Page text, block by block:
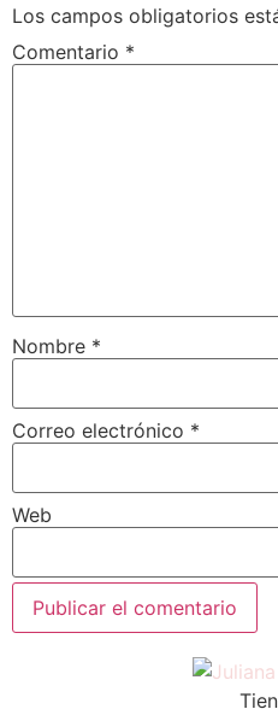
Los campos obligatorios
Comentario *
Nombre *
Correo electrónico *
Web